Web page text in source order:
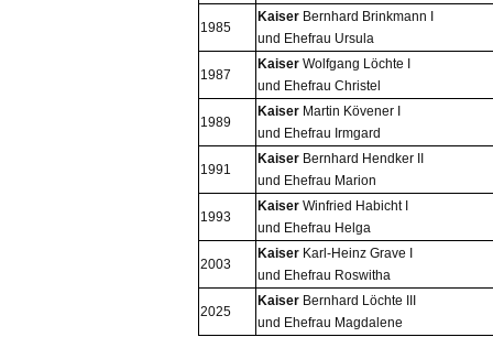
1985
Kaiser Bernhard Brinkmann I
und Ehefrau Ursula
1987
Kaiser Wolfgang Löchte I
und Ehefrau Christel
1989
Kaiser Martin Kövener I
und Ehefrau Irmgard
1991
Kaiser Bernhard Hendker II
und Ehefrau Marion
1993
Kaiser Winfried Habicht I
und Ehefrau Helga
2003
Kaiser Karl-Heinz Grave I
und Ehefrau Roswitha
2025
Kaiser Bernhard Löchte III
und Ehefrau Magdalene